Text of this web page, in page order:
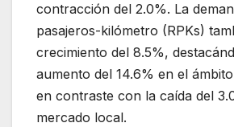
contracción del 2.0%. La
pasajeros-kilómetro (RPKs)
crecimiento del 8.5%,
aumento del 14.6% en el
en contraste con la caída del
mercado local.